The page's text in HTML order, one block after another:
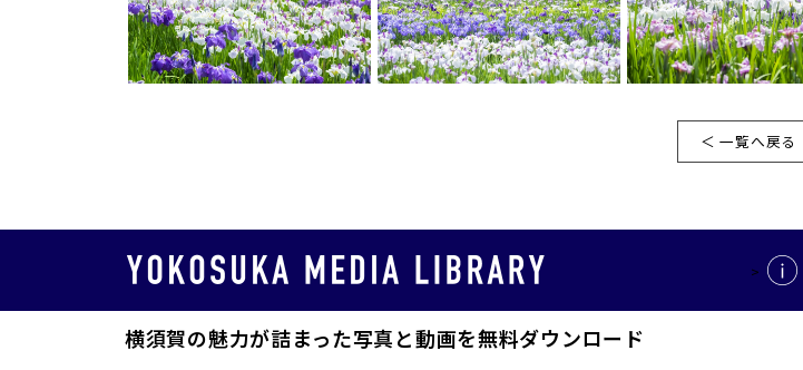
＜ 一覧へ戻る
横須賀の魅力が詰まった写真と動画を無料ダウンロード